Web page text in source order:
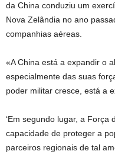
da China conduziu um
Nova Zelândia no ano
companhias aéreas.
«A China está a expandir o
especialmente das suas
poder militar cresce, está a
‘Em segundo lugar, a Força
capacidade de proteger a
parceiros regionais de tal